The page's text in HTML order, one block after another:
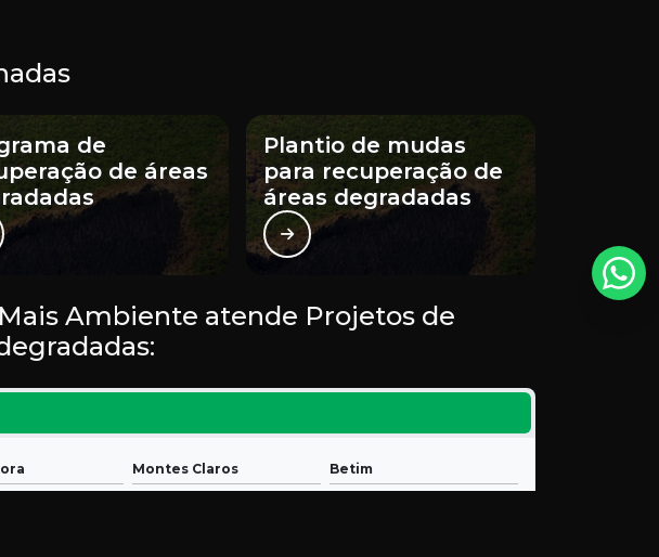
Projetos ambientais
Regularização de poço artesiano
Relatório ambiental simplificado
Relatório de avaliação de desempenho
Relatório de impacto ambiental rima
de
de áreas
Plantio de mudas
para recuperação de
áreas degradadas
Ambiente atende Projetos de
Montes Claros Betim